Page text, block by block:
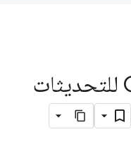
كيفية إعداد Chrome للتحديثات